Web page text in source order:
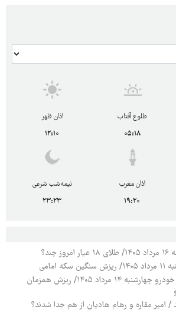
طلوع آفتاب
۰۵:۱۸
اذان ظهر
۱۲:۱۰
اذان مغرب
۱۹:۲۰
نیمه‌شب شرعی
۲۳:۲۳
قیمت محصولات ایران خودرو چهارشنبه ۱۴ مرداد ۱۴۰۵/ ریزش همزمان
/ امیر مقاره و رهام هادیان از هم جدا شدند؟